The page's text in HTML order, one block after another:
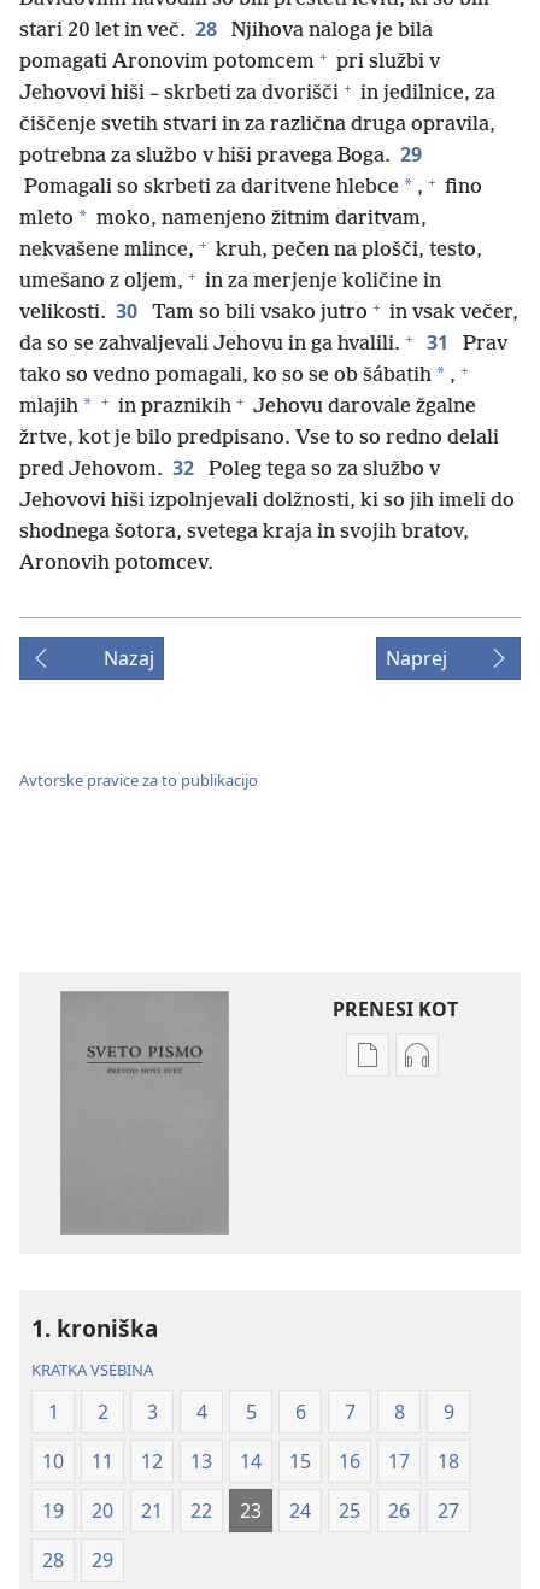
stari 20 let in več. 28
Njihova naloga je bila
pomagati Aronovim potomcem + pri službi v
Jehovovi hiši – skrbeti za dvorišči + in jedilnice, za
čiščenje svetih stvari in za različna druga opravila,
potrebna za službo v hiši pravega Boga. 29
Pomagali so skrbeti za daritvene hlebce * , + fino
mleto * moko, namenjeno žitnim daritvam,
nekvašene mlince, + kruh, pečen na plošči, testo,
umešano z oljem, + in za merjenje količine in
velikosti. 30 Tam so bili vsako jutro + in vsak večer,
da so se zahvaljevali Jehovu in ga hvalili. + 31
Prav
tako so vedno pomagali, ko so se ob šábatih * , +
mlajih * + in praznikih + Jehovu darovale žgalne
žrtve, kot je bilo predpisano. Vse to so redno delali
pred Jehovom. 32
Poleg tega so za službo v
Jehovovi hiši izpolnjevali dolžnosti, ki so jih imeli do
shodnega šotora, svetega kraja in svojih bratov,
Aronovih potomcev.
Nazaj Naprej
Avtorske pravice za to publikacijo
PRENESI KOT
Možnosti
2021)
Možnosti
2021)
1. kroniška
KRATKA VSEBINA
1 2 3 4 5 6 7 8
9
10
11 12 13 14 15 16 17
18
19
20 21 22 23 24 25 26
27
28
29